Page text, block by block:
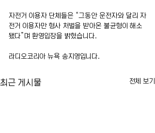
자전거 이용자 단체들은 “그동안 운전자와 달리 자
전거 이용자만 형사 처벌을 받아온 불균형이 해소
됐다”며 환영입장을 밝혔습니다.
라디오코리아 뉴욕 송지영입니다.
최근 게시물 전체 보기